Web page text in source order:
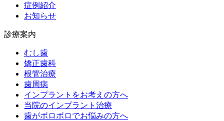
症例紹介
お知らせ
診療案内
むし歯
矯正歯科
根管治療
歯周病
インプラントをお考えの方へ
当院のインプラント治療
歯がボロボロでお悩みの方へ